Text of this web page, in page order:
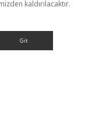
kaldırılacaktır.